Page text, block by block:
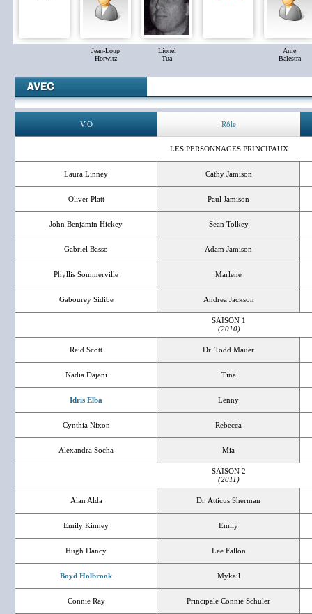
Jean-Loup
Horwitz
Lionel
Tua
Anie
Balestra
V.O Rôle
LES PERSONNAGES PRINCIPAUX
Laura Linney Cathy Jamison
Oliver Platt Paul Jamison
John Benjamin Hickey Sean Tolkey
Gabriel Basso Adam Jamison
Phyllis Sommerville Marlene
Gabourey Sidibe Andrea Jackson
SAISON 1
(2010)
Reid Scott Dr. Todd Mauer
Nadia Dajani Tina
Idris Elba Lenny
Cynthia Nixon Rebecca
Alexandra Socha Mia
SAISON 2
(2011)
Alan Alda Dr. Atticus Sherman
Emily Kinney Emily
Hugh Dancy Lee Fallon
Boyd Holbrook Mykail
Connie Ray Principale Connie Schuler